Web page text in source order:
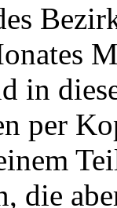
in
per
die